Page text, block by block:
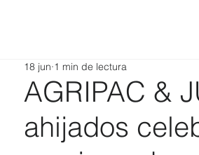
AGRIPAC &
ahijados
18 jun 1 min de lectura